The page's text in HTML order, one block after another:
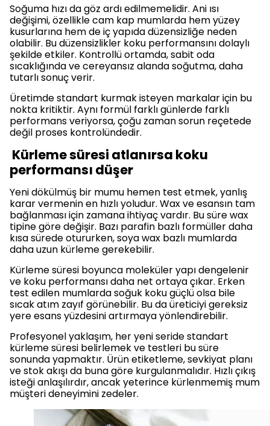
Soğuma hızı da göz ardı edilmemelidir. Ani ısı
değişimi, özellikle cam kap mumlarda hem yüzey
kusurlarına hem de iç yapıda düzensizliğe neden
olabilir. Bu düzensizlikler koku performansını dolaylı
şekilde etkiler. Kontrollü ortamda, sabit oda
sıcaklığında ve cereyansız alanda soğutma, daha
tutarlı sonuç verir.
Üretimde standart kurmak isteyen markalar için bu
nokta kritiktir. Aynı formül farklı günlerde farklı
performans veriyorsa, çoğu zaman sorun reçetede
değil proses kontrolündedir.
Kürleme süresi atlanırsa koku
performansı düşer
Yeni dökülmüş bir mumu hemen test etmek, yanlış
karar vermenin en hızlı yoludur. Wax ve esansın tam
bağlanması için zamana ihtiyaç vardır. Bu süre wax
tipine göre değişir. Bazı parafin bazlı formüller daha
kısa sürede otururken, soya wax bazlı mumlarda
daha uzun kürleme gerekebilir.
Kürleme süresi boyunca moleküler yapı dengelenir
ve koku performansı daha net ortaya çıkar. Erken
test edilen mumlarda soğuk koku güçlü olsa bile
sıcak atım zayıf görünebilir. Bu da üreticiyi gereksiz
yere esans yüzdesini artırmaya yönlendirebilir.
Profesyonel yaklaşım, her yeni seride standart
kürleme süresi belirlemek ve testleri bu süre
sonunda yapmaktır. Ürün etiketleme, sevkiyat planı
ve stok akışı da buna göre kurgulanmalıdır. Hızlı çıkış
isteği anlaşılırdır, ancak yeterince kürlenmemiş mum
müşteri deneyimini zedeler.